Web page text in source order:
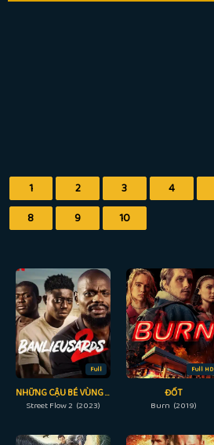
1 2 3 4
8
9 10
Full
NHỮNG CẬU BÉ VÙNG NGOẠI Ô 2
Street Flow 2 (2023)
Full HD
ĐỐT
Burn (2019)